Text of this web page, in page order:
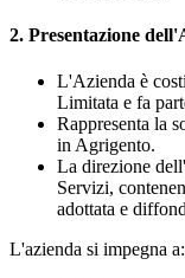
2. Presentazione
L'Azienda è
Limitata e fa
Rappresenta la
in Agrigento.
La direzione
Servizi,
adottata e
L'azienda si impegna a: